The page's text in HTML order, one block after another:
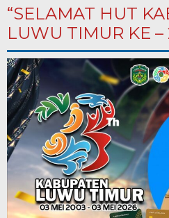
“SELAMAT HUT
LUWU TIMUR KE –